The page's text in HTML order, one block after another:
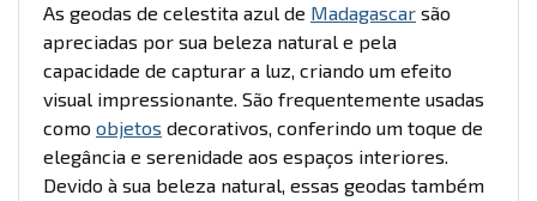
As geodas de celestita azul de Madagascar são
apreciadas por sua beleza natural e pela
capacidade de capturar a luz, criando um efeito
visual impressionante. São frequentemente usadas
como objetos decorativos, conferindo um toque de
elegância e serenidade aos espaços interiores.
Devido à sua beleza natural, essas geodas também